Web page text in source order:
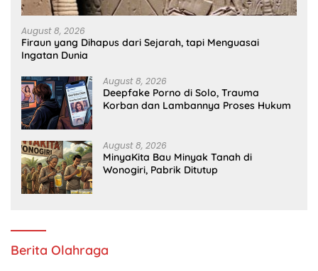
August 8, 2026
Firaun yang Dihapus dari Sejarah, tapi Menguasai
Ingatan Dunia
August 8, 2026
Deepfake Porno di Solo, Trauma
Korban dan Lambannya Proses Hukum
August 8, 2026
MinyaKita Bau Minyak Tanah di
Wonogiri, Pabrik Ditutup
Berita Olahraga